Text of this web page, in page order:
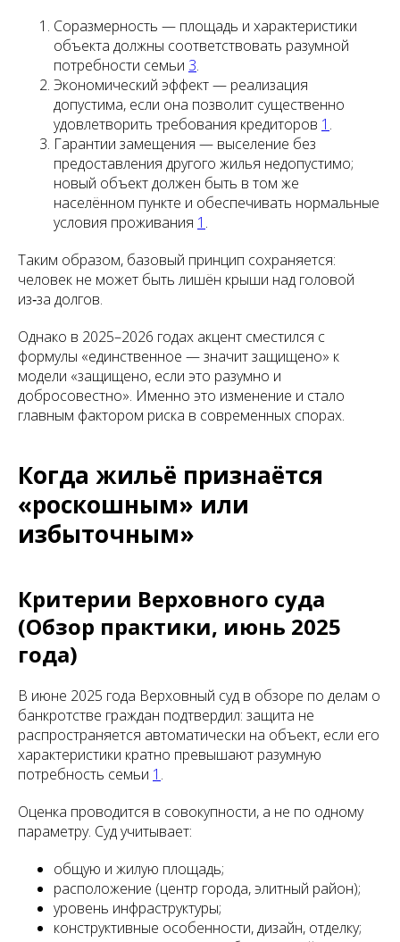
Соразмерность — площадь и характеристики
объекта должны соответствовать разумной
потребности семьи 3.
Экономический эффект — реализация
допустима, если она позволит существенно
удовлетворить требования кредиторов 1 .
Гарантии замещения — выселение без
предоставления другого жилья недопустимо;
новый объект должен быть в том же
населённом пункте и обеспечивать нормальные
условия проживания 1 .
Таким образом, базовый принцип сохраняется:
человек не может быть лишён крыши над головой
из‑за долгов.
Однако в 2025–2026 годах акцент сместился с
формулы «единственное — значит защищено» к
модели «защищено, если это разумно и
добросовестно». Именно это изменение и стало
главным фактором риска в современных спорах.
Когда жильё признаётся
«роскошным» или
избыточным»
Критерии Верховного суда
(Обзор практики, июнь 2025
года)
В июне 2025 года Верховный суд в обзоре по делам о
банкротстве граждан подтвердил: защита не
распространяется автоматически на объект, если его
характеристики кратно превышают разумную
потребность семьи 1 .
Оценка проводится в совокупности, а не по одному
параметру. Суд учитывает:
общую и жилую площадь;
расположение (центр города, элитный район);
уровень инфраструктуры;
конструктивные особенности, дизайн, отделку;